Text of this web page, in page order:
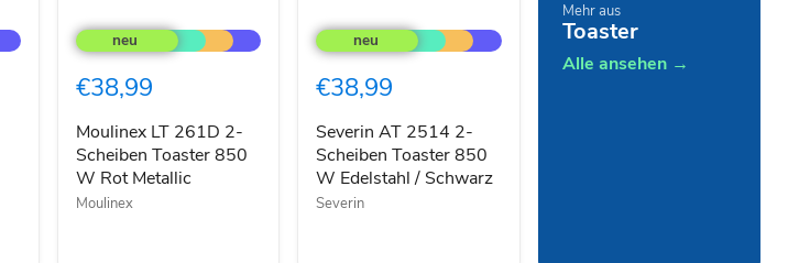
LT
261D
Scheiben
850
W
Rot
Metallic
€38,99
Moulinex LT 261D 2-
Scheiben Toaster 850
W Rot Metallic
Moulinex
AT
2514
Scheiben
850
W
Edelstahl
/
Schwarz
€38,99
Severin AT 2514 2-
Scheiben Toaster 850
W Edelstahl / Schwarz
Severin
Mehr aus
Toaster
Alle ansehen →